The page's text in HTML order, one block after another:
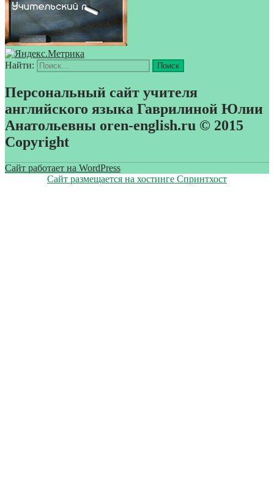
Найти:
Персональный сайт учителя
английского языка Гаврилиной Юлии
Анатольевны oren-english.ru © 2015
Copyright
Сайт работает на WordPress
Сайт размещается на хостинге Спринтхост